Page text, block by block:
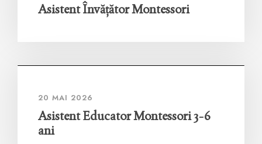
Asistent Învățător Montessori
20 MAI 2026
Asistent Educator Montessori 3-6
ani